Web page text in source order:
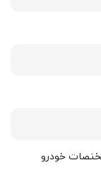
خودرو